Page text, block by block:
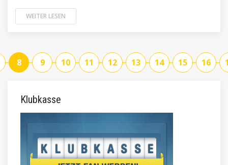
WEITER LESEN
8 9 10 11 12 13 14 15 16
Klubkasse